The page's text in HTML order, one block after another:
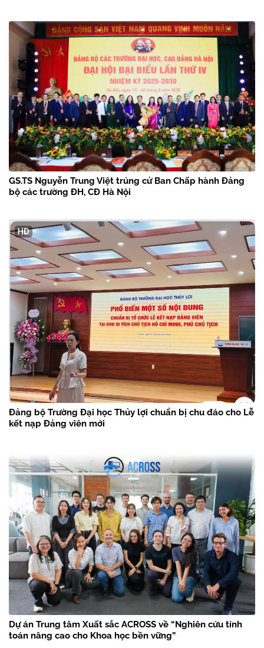
GS.TS Nguyễn Trung Việt trúng cử Ban Chấp hành Đảng
bộ các trường ĐH, CĐ Hà Nội
Đảng bộ Trường Đại học Thủy lợi chuẩn bị chu đáo cho Lễ
kết nạp Đảng viên mới
Dự án Trung tâm Xuất sắc ACROSS về “Nghiên cứu tính
toán nâng cao cho Khoa học bền vững”